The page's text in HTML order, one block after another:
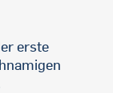
erste